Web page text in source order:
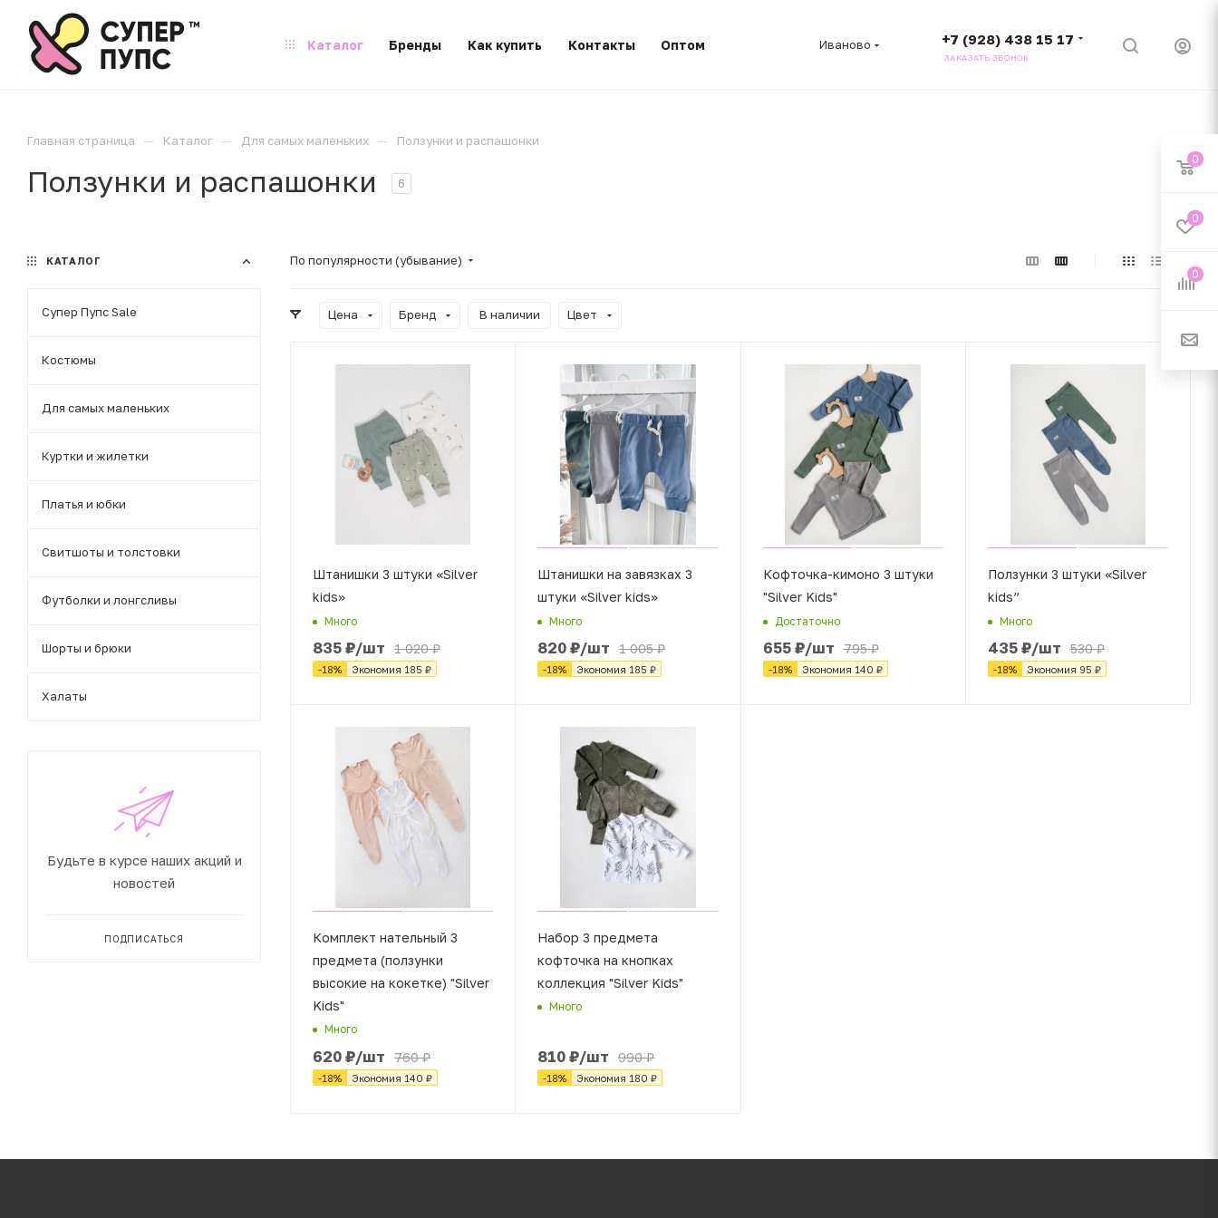
Иваново +7 (928) 438 15 17
ЗАКАЗАТЬ ЗВОНОК
Каталог Бренды Как купить Контакты Оптом
Главная страница — Каталог — Для самых маленьких — Ползунки и распашонки
Ползунки и распашонки 6
По популярности (убывание)
Цена Бренд В наличии Цвет
Штанишки 3 штуки «Silver
kids»
Много
835₽/шт 1 020₽
-18% Экономия 185 ₽
Штанишки на завязках 3
штуки «Silver kids»
Много
820₽/шт 1 005₽
-18% Экономия 185 ₽
Кофточка-кимоно 3 штуки
"Silver Kids"
Достаточно
655₽/шт 795₽
-18% Экономия 140 ₽
Ползунки 3 штуки «Silver
kids”
Много
435₽/шт 530₽
-18% Экономия 95 ₽
Комплект нательный 3
предмета (ползунки
высокие на кокетке) "Silver
Kids"
Много
620₽/шт 760₽
-18% Экономия 140 ₽
Набор 3 предмета
кофточка на кнопках
коллекция "Silver Kids"
Много
810₽/шт 990₽
-18% Экономия 180 ₽
КАТАЛОГ
Супер Пупс Sale
Костюмы
Для самых маленьких
Куртки и жилетки
Платья и юбки
Свитшоты и толстовки
Футболки и лонгсливы
Шорты и брюки
Халаты
Будьте в курсе наших акций и
новостей
ПОДПИСАТЬСЯ
0
0
0